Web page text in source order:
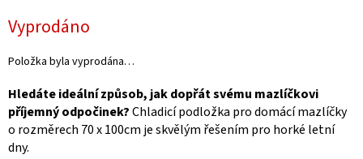
cena:
Vyprodáno
Položka byla vyprodána…
Hledáte ideální způsob, jak dopřát svému mazlíčkovi
příjemný odpočinek?Chladicí podložka pro domácí mazlíčky
o rozměrech 70 x 100cm je skvělým řešením pro horké letní
dny.